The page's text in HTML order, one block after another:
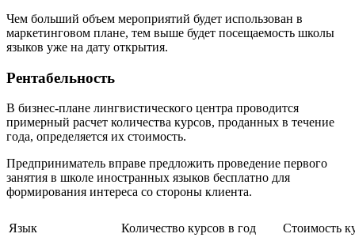
Чем больший объем мероприятий будет использован в
маркетинговом плане, тем выше будет посещаемость школы
языков уже на дату открытия.
Рентабельность
В бизнес-плане лингвистического центра проводится
примерный расчет количества курсов, проданных в течение
года, определяется их стоимость.
Предприниматель вправе предложить проведение первого
занятия в школе иностранных языков бесплатно для
формирования интереса со стороны клиента.
Язык Количество курсов в год
Стоимость